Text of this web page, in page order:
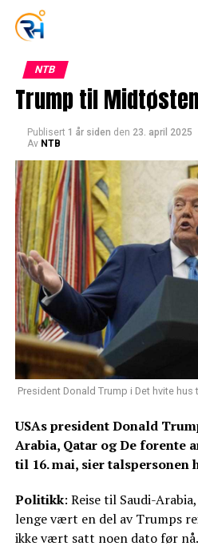
NTB
Trump til
Publisert 1 år siden den 23. april 2025
Av NTB
President Donald Trump i Det hvite
USAs president Donald
Arabia, Qatar og De forente
til 16. mai, sier talspersonen
Politikk: Reise til Saudi-
lenge vært en del av Trumps
ikke vært satt noen dato før